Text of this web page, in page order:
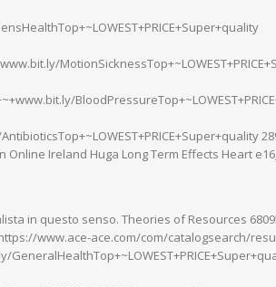
Online Ireland Huga Long Term Effects Heart
in questo senso. Theories of Resources
https://www.ace-ace.com/com/catalogsearch/